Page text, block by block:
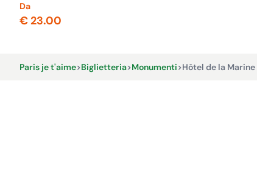
Da
€ 23.00
Paris je t'aime>Biglietteria>Monumenti>Hôtel de la Marine